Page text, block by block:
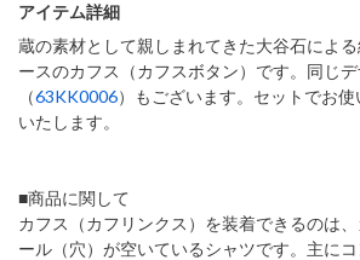
アイテム詳細
蔵の素材として親しまれてきた大谷石によ
ースのカフス（カフスボタン）です。同じ
（63KK0006）もございます。セットでお
いたします。
■商品に関して
カフス（カフリンクス）を装着できるのは
ール（穴）が空いているシャツです。主に